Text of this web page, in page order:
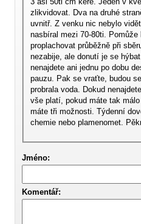
zlikvidovat. Dva na druhé
uvnitř. Z venku nic nebylo
nasbíral mezi 70-80ti. Pomůže
proplachovat průběžně při
nezabije, ale donutí je se
nenajdete ani jednu po dobu
pauzu. Pak se vraťte, budou
probrala voda. Dokud
vše platí, pokud máte tak
máte tři možnosti. Týdenní
chemie nebo plamenomet.
Jméno:
Komentář: